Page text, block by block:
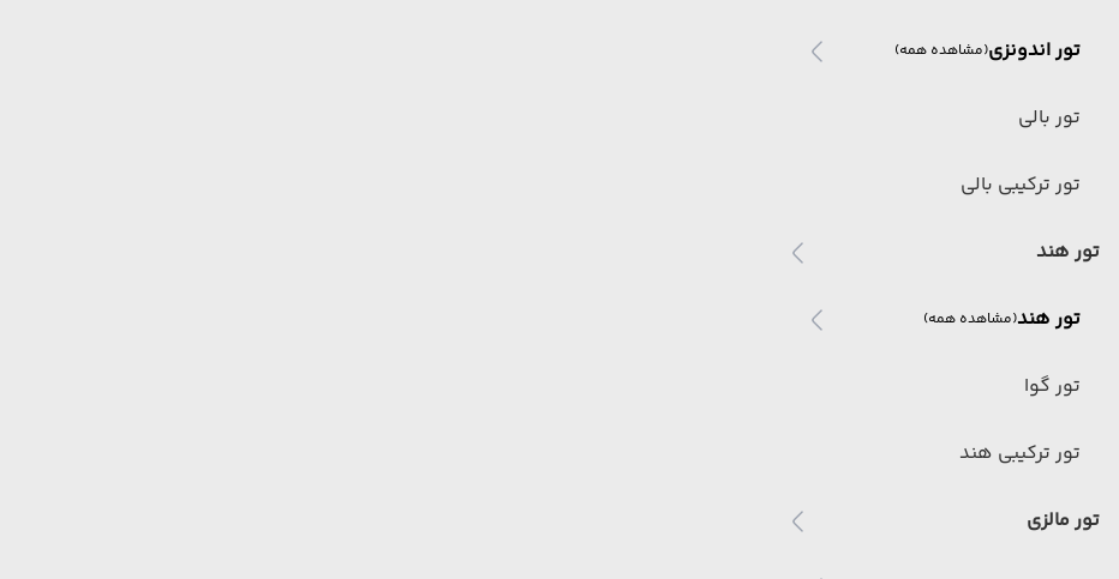
تور اندونزی(مشاهده همه)
تور بالی
تور ترکیبی بالی
تور هند
تور هند(مشاهده همه)
تور گوا
تور ترکیبی هند
تور مالزی